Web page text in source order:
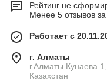
Рейтинг не
Менее 5 отзывов
Работает с
г. Алматы
г.Алматы Кунаева
Казахстан